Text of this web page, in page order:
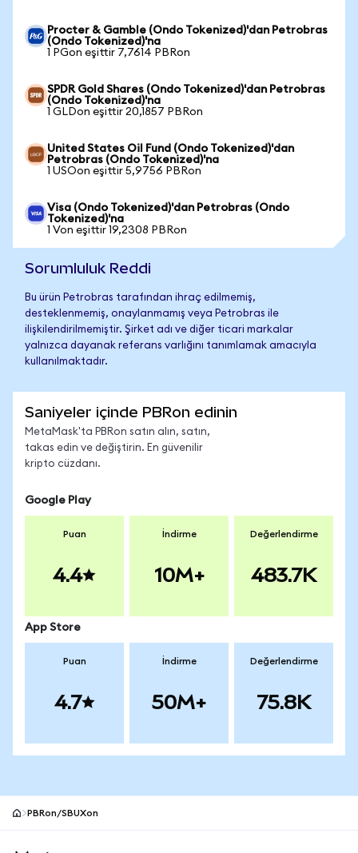
Procter & Gamble (Ondo Tokenized)'dan Petrobras
(Ondo Tokenized)'na
1 PGon eşittir 7,7614 PBRon
SPDR Gold Shares (Ondo Tokenized)'dan Petrobras
(Ondo Tokenized)'na
1 GLDon eşittir 20,1857 PBRon
United States Oil Fund (Ondo Tokenized)'dan
Petrobras (Ondo Tokenized)'na
1 USOon eşittir 5,9756 PBRon
Visa (Ondo Tokenized)'dan Petrobras (Ondo
Tokenized)'na
1 Von eşittir 19,2308 PBRon
Sorumluluk Reddi
Bu ürün Petrobras tarafından ihraç edilmemiş,
desteklenmemiş, onaylanmamış veya Petrobras ile
ilişkilendirilmemiştir. Şirket adı ve diğer ticari markalar
yalnızca dayanak referans varlığını tanımlamak amacıyla
kullanılmaktadır.
Saniyeler içinde PBRon edinin
MetaMask'ta PBRon satın alın, satın,
takas edin ve değiştirin. En güvenilir
kripto cüzdanı.
Google Play
Puan
4.4
İndirme
10M+
Değerlendirme
483.7K
App Store
Puan
4.7
İndirme
50M+
Değerlendirme
75.8K
PBRon/SBUXon